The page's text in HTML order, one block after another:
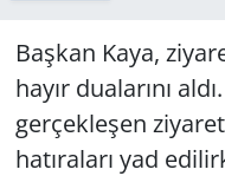
Başkan Kaya,
hayır dualarını
gerçekleşen
hatıraları yad